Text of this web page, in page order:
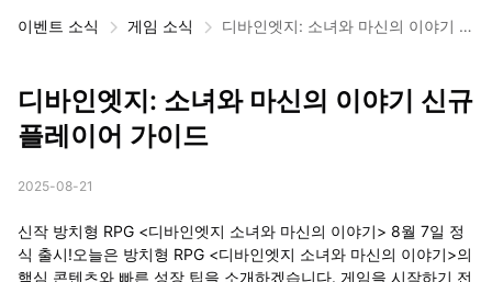
이벤트 소식 게임 소식
디바인엣지: 소녀와 마신의 이야기 신
디바인엣지: 소녀와 마신의 이야기 신규
플레이어 가이드​
2025-08-21
신작 방치형 RPG <디바인엣지 소녀와 마신의 이야기> 8월 7일 정
식 출시!오늘은 방치형 RPG <디바인엣지 소녀와 마신의 이야기>의
핵심 콘텐츠와 빠른 성장 팁을 소개하겠습니다. 게임을 시작하기 전